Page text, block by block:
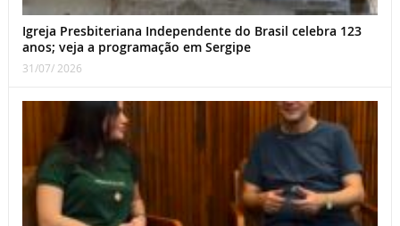
Igreja Presbiteriana Independente do Brasil celebra 123
anos; veja a programação em Sergipe
31/07/ 2026